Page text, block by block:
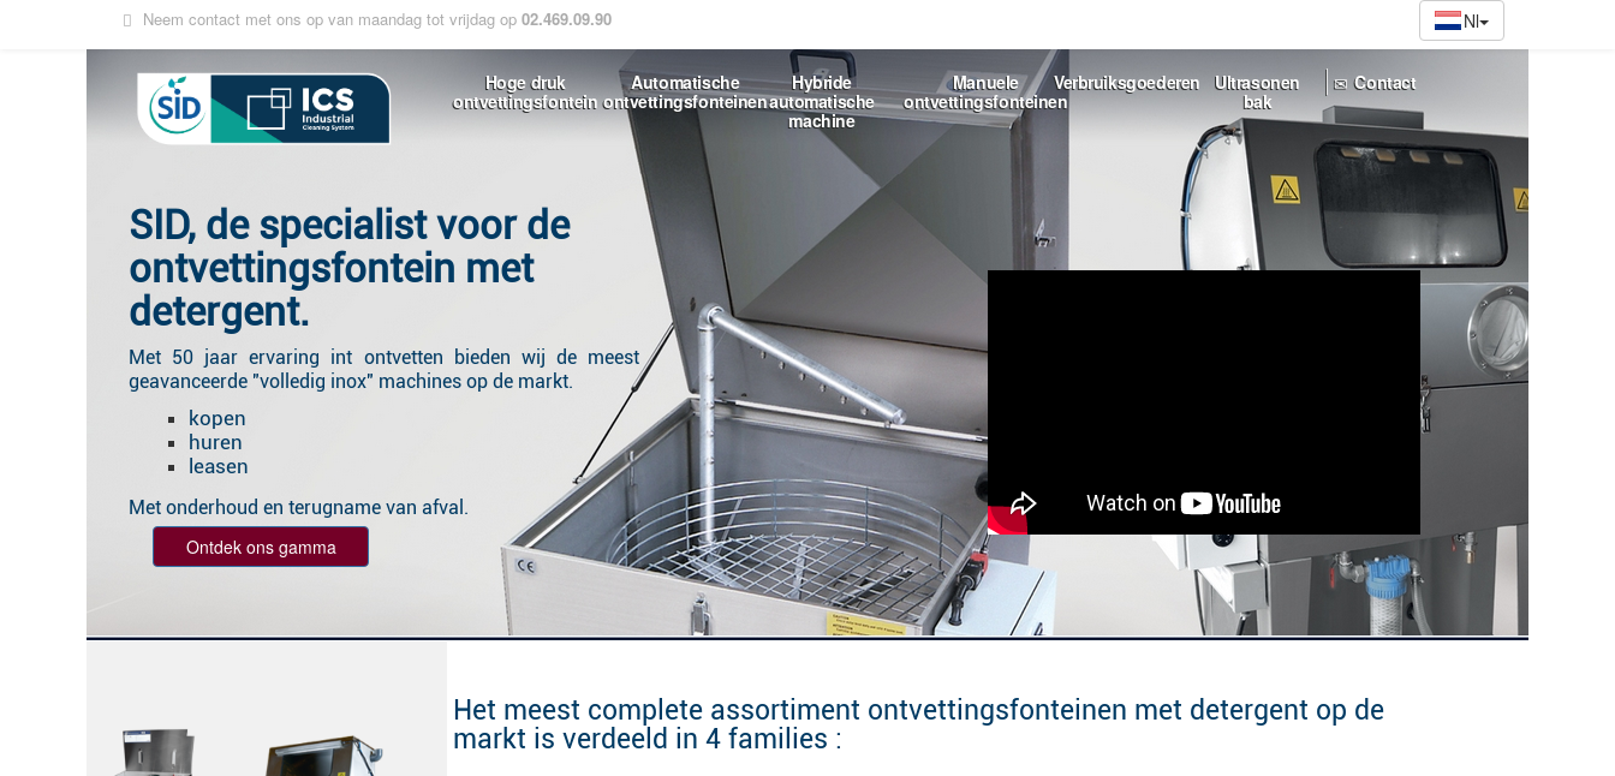
Neem contact met ons op van maandag tot vrijdag op 02.469.09.90
Hoge druk
ontvettingsfontein
Automatische
ontvettingsfonteinen
Hybride
automatische
machine
Manuele
ontvettingsfonteinen
Verbruiksgoederen
Ultrasonen
bak
| Contact
SID, de specialist voor de
ontvettingsfontein met
detergent.
Met 50 jaar ervaring int ontvetten bieden wij de meest
geavanceerde "volledig inox" machines op de markt.
kopen
huren
leasen
Met onderhoud en terugname van afval.
Ontdek ons gamma
Het meest complete assortiment ontvettingsfonteinen met detergent op de
markt is verdeeld in 4 families :